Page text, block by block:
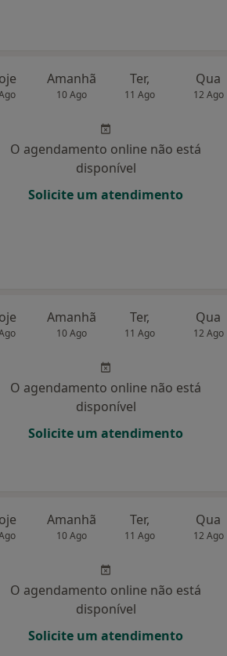
Amanhã
10 Ago
Ter,
11 Ago
Qua
12 Ago
O agendamento online não está
disponível
Solicite um atendimento
Amanhã
10 Ago
Ter,
11 Ago
Qua
12 Ago
O agendamento online não está
disponível
Solicite um atendimento
Amanhã
10 Ago
Ter,
11 Ago
Qua
12 Ago
O agendamento online não está
disponível
Solicite um atendimento